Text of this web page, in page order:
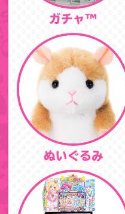
ガチャ™
ぬいぐるみ